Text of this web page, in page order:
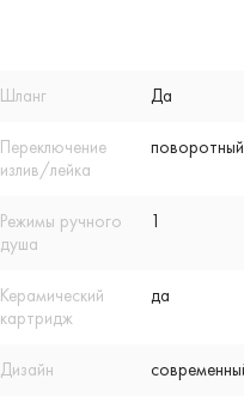
Шланг Да
Переключение
излив/лейка
поворотный
Режимы ручного
душа
1
Керамический
картридж
да
Дизайн